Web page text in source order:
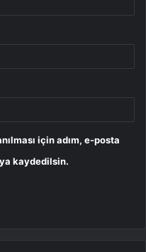
için adım, e-posta
kaydedilsin.